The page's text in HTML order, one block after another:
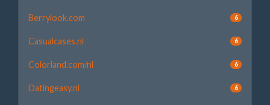
Berrylook.com 6
Casualcases.nl 6
Colorland.com/nl 6
Datingeasy.nl 6